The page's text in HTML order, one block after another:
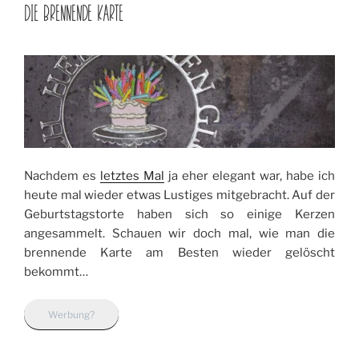
AM
DIE BRENNENDE KARTE
Nachdem es letztes Mal ja eher elegant war, habe ich
heute mal wieder etwas Lustiges mitgebracht. Auf der
Geburtstagstorte haben sich so einige Kerzen
angesammelt. Schauen wir doch mal, wie man die
brennende Karte am Besten wieder gelöscht
bekommt…
Werbung?